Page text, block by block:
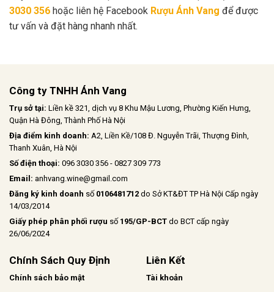
3030 356 hoặc liên hệ Facebook Rượu Ánh Vang để được
tư vấn và đặt hàng nhanh nhất.
Công ty TNHH Ánh Vang
Trụ sở tại: Liền kề 321, dịch vụ 8 Khu Mậu Lương, Phường Kiến Hưng,
Quận Hà Đông, Thành Phố Hà Nội
Địa điểm kinh doanh: A2, Liền Kề/108 Đ. Nguyễn Trãi, Thượng Đình,
Thanh Xuân, Hà Nội
Số điện thoại: 096 3030 356 - 0827 309 773
Email: anhvang.wine@gmail.com
Đăng ký kinh doanh số 0106481712 do Sở KT&ĐT TP Hà Nội Cấp ngày
14/03/2014
Giấy phép phân phối rượu số 195/GP-BCT do BCT cấp ngày
26/06/2024
Chính Sách Quy Định
Chính sách bảo mật
Liên Kết
Tài khoản